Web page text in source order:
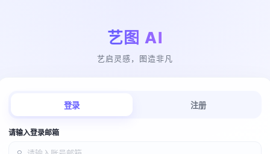
艺图 AI
艺启灵感，图造非凡
登录 注册
请输入登录邮箱